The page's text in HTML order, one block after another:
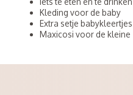
Kleding voor de baby
Extra setje babykleertjes
Maxicosi voor de kleine